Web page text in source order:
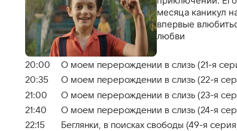
месяца каникул
впервые
любви
20:00
О моем перерождении в слизь (21-я
20:35
О моем перерождении в слизь (22-я
21:00
О моем перерождении в слизь (23-я
21:40
О моем перерождении в слизь (24-я
22:15
Беглянки, в поисках свободы (49-я